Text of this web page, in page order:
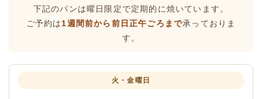
下記のパンは曜日限定で定期的に焼いています。
ご予約は1週間前から前日正午ごろまで承っておりま
す。
火・金曜日